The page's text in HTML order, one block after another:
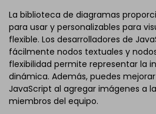
La biblioteca de diagramas
para usar y personalizables para
flexible. Los desarrolladores de
fácilmente nodos textuales y
flexibilidad permite representar la
dinámica. Además, puedes
JavaScript al agregar imágenes a
miembros del equipo.